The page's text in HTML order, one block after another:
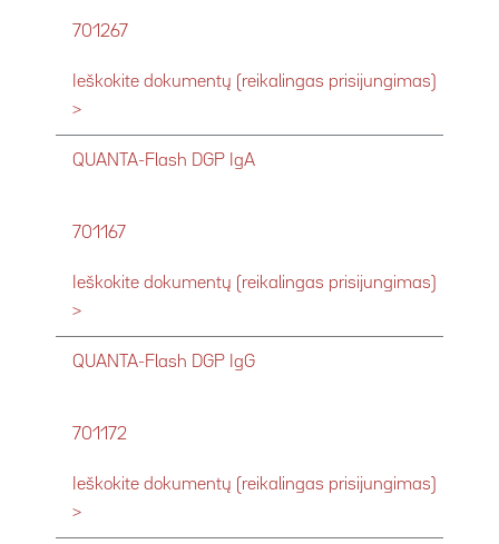
701267
Ieškokite dokumentų (reikalingas prisijungimas)
>
QUANTA-Flash DGP IgA
701167
Ieškokite dokumentų (reikalingas prisijungimas)
>
QUANTA-Flash DGP IgG
701172
Ieškokite dokumentų (reikalingas prisijungimas)
>